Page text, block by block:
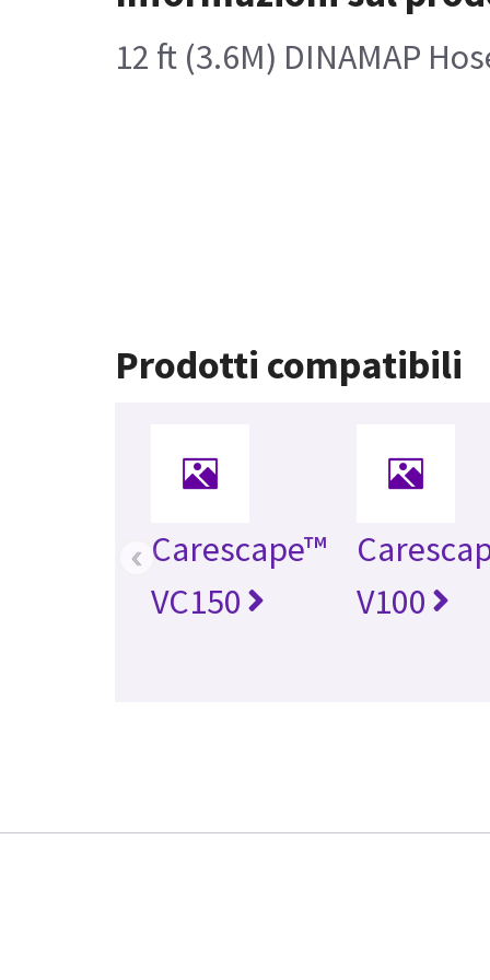
12 ft (3.6M) DINAMAP
Prodotti compatibili
Carescape™
VC150
V100
‹